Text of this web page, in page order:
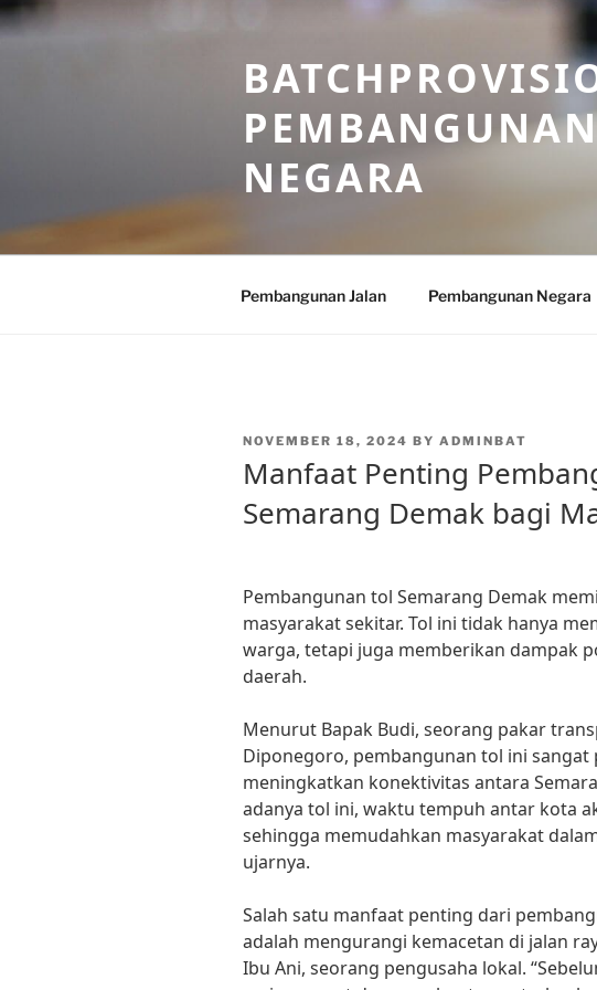
Skip
to
NEGARA
Pembangunan Jalan Pembangunan Negara
POSTED
NOVEMBER 18, 2024 BY ADMINBAT
Manfaat Penting
Semarang Demak bagi
Pembangunan tol Semarang Demak
masyarakat sekitar. Tol ini tidak hanya
warga, tetapi juga memberikan dampak
daerah.
Menurut Bapak Budi, seorang pakar
Diponegoro, pembangunan tol ini
meningkatkan konektivitas antara
adanya tol ini, waktu tempuh antar kota
sehingga memudahkan masyarakat
ujarnya.
Salah satu manfaat penting dari
adalah mengurangi kemacetan di jalan
Ibu Ani, seorang pengusaha lokal.